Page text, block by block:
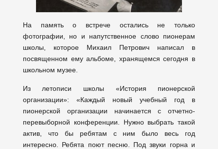
На память о встрече остались не только
фотографии, но и напутственное слово пионерам
школы, которое Михаил Петрович написал в
посвященном ему альбоме, хранящемся сегодня в
школьном музее.
Из летописи школы «История пионерской
организации»: «Каждый новый учебный год в
пионерской организации начинается с отчетно-
перевыборной конференции. Нужно выбрать такой
актив, что бы ребятам с ним было весь год
интересно. Ребята поют песню. Под звуки горна и